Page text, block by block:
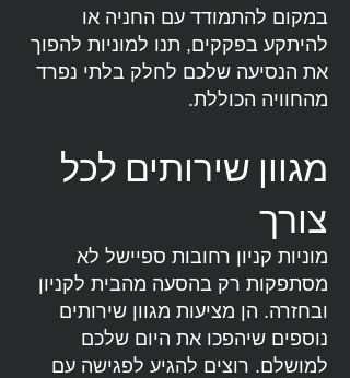
במקום להתמודד עם החניה או
להיתקע בפקקים, תנו למוניות להפוך
את הנסיעה שלכם לחלק בלתי נפרד
מהחוויה הכוללת.
מגוון שירותים לכל
צורך
מוניות קניון רחובות ספיישל לא
מסתפקות רק בהסעה מהבית לקניון
ובחזרה. הן מציעות מגוון שירותים
נוספים שיהפכו את היום שלכם
למושלם. רוצים להגיע לפגישה עם